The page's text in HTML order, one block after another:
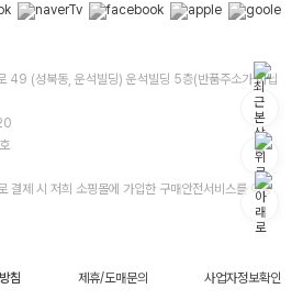
49 (성북동, 운석빌딩) 운석빌딩 5층(반품주소가 아닙
결제 시 저희 소핑몰에 가입한 구매안전서비스를 이용
침 제휴/도매문의 사업자정보확인